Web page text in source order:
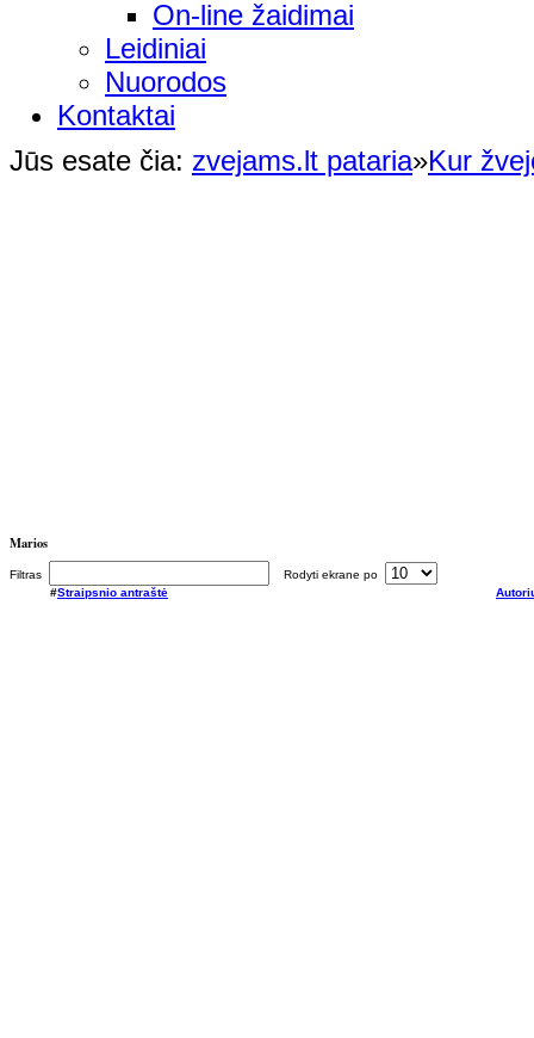
On-line žaidimai
Leidiniai
Nuorodos
Kontaktai
Jūs esate čia: zvejams.lt pataria»Kur
Marios
Filtras
Rodyti ekrane po
#Straipsnio antraštė